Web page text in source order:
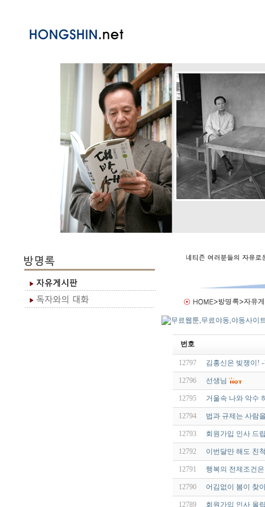
번호
12797 김홍신은 빚쟁이!
12796 선생님
12795 거울속 나와 악수
12794 법과 규제는 사람
12793 회원가입 인사 드
12792 이번달만 해도 친
12791 행복의 전제조건
12790 어김없이 봄이 찾
12789 회원가입 인사 올